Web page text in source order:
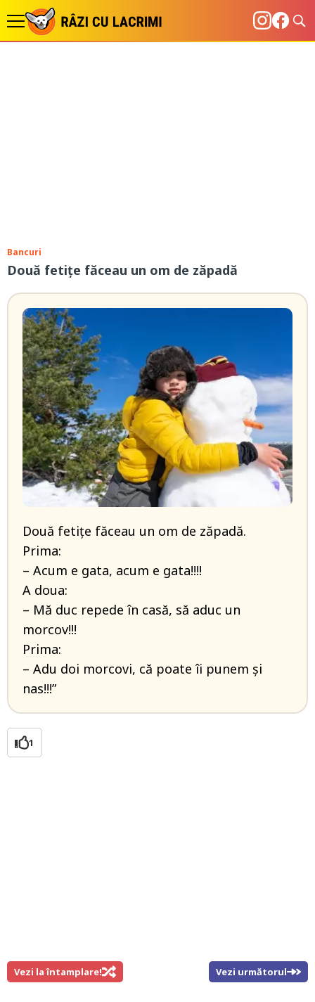
Bancuri
Două fetiţe făceau un om de zăpadă
Două fetiţe făceau un om de zăpadă.
Prima:
– Acum e gata, acum e gata!!!!
A doua:
– Mă duc repede în casă, să aduc un
morcov!!!
Prima:
– Adu doi morcovi, că poate îi punem şi
nas!!!”
1
Vezi la întamplare! Vezi următorul